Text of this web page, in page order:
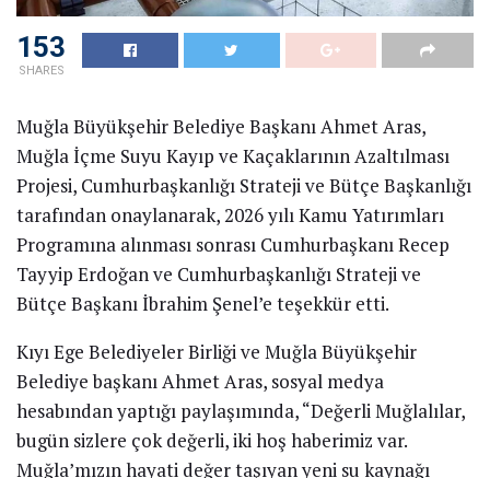
153
SHARES
Muğla Büyükşehir Belediye Başkanı Ahmet Aras,
Muğla İçme Suyu Kayıp ve Kaçaklarının Azaltılması
Projesi, Cumhurbaşkanlığı Strateji ve Bütçe Başkanlığı
tarafından onaylanarak, 2026 yılı Kamu Yatırımları
Programına alınması sonrası Cumhurbaşkanı Recep
Tayyip Erdoğan ve Cumhurbaşkanlığı Strateji ve
Bütçe Başkanı İbrahim Şenel’e teşekkür etti.
Kıyı Ege Belediyeler Birliği ve Muğla Büyükşehir
Belediye başkanı Ahmet Aras, sosyal medya
hesabından yaptığı paylaşımında, “Değerli Muğlalılar,
bugün sizlere çok değerli, iki hoş haberimiz var.
Muğla’mızın hayati değer taşıyan yeni su kaynağı